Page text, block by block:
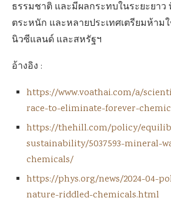
ธรรมชาติ และมีผลกระทบในระยะยาว
ตระหนัก และหลายประเทศเตรียมห้าม
นิวซีแลนด์ และสหรัฐฯ
อ้างอิง :
https://www.voathai.com/a/
race-to-eliminate-forever-
https://thehill.com/policy/
sustainability/5037593-mineral-
chemicals/
https://phys.org/news/2024-04-
nature-riddled-chemicals.html